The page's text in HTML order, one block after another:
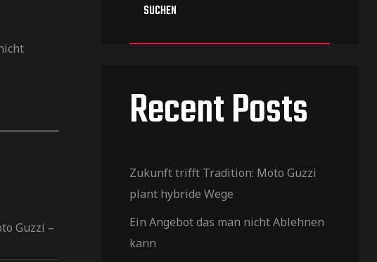
Guzzi –
SUCHEN
Recent Posts
Zukunft trifft Tradition: Moto Guzzi
plant hybride Wege​
Ein Angebot das man nicht Ablehnen
kann